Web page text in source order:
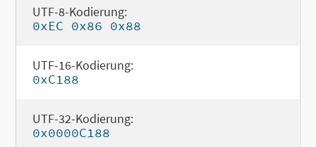
UTF-8-Kodierung:
0xEC 0x86 0x88
UTF-16-Kodierung:
0xC188
UTF-32-Kodierung:
0x0000C188